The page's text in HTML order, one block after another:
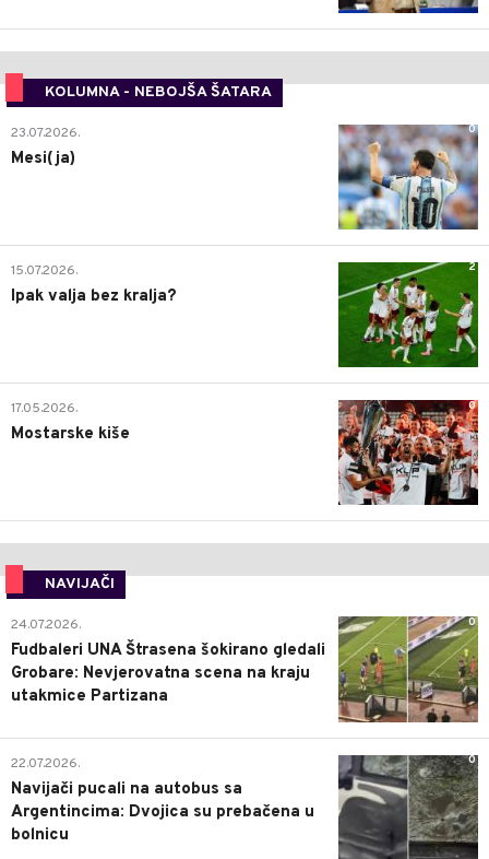
KOLUMNA - NEBOJŠA ŠATARA
0
23.07.2026.
Mesi(ja)
2
15.07.2026.
Ipak valja bez kralja?
0
17.05.2026.
Mostarske kiše
NAVIJAČI
0
24.07.2026.
Fudbaleri UNA Štrasena šokirano gledali
Grobare: Nevjerovatna scena na kraju
utakmice Partizana
0
22.07.2026.
Navijači pucali na autobus sa
Argentincima: Dvojica su prebačena u
bolnicu